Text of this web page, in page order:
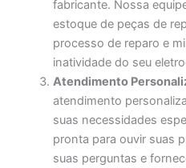
fabricante. Nossa
estoque de peças de
processo de reparo e
inatividade do seu
Atendimento
atendimento
suas necessidades
pronta para ouvir suas
suas perguntas e